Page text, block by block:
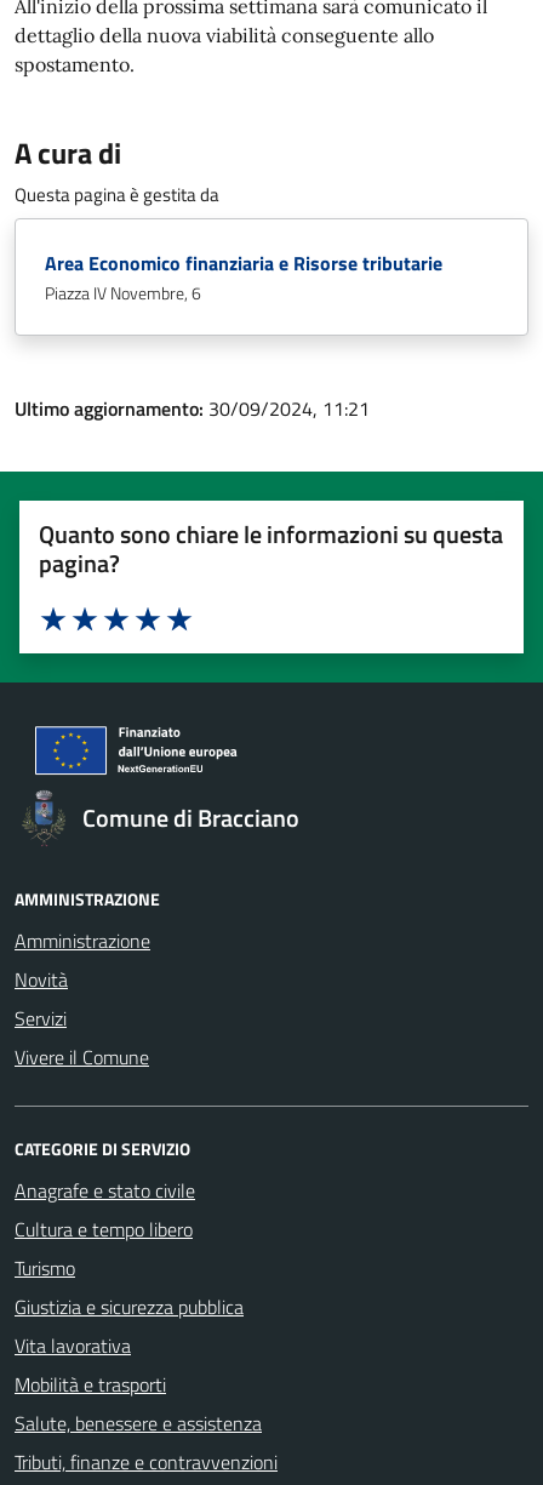
All'inizio della prossima settimana sarà comunicato il
dettaglio della nuova viabilità conseguente allo
spostamento.
A cura di
Questa pagina è gestita da
Area Economico finanziaria e Risorse tributarie
Piazza IV Novembre, 6
Ultimo aggiornamento: 30/09/2024, 11:21
Quanto sono chiare le informazioni su questa
pagina?
Valuta 5 stelle su 5
Valuta 4 stelle su 5
Valuta 3 stelle su 5
Valuta 2 stelle su 5
Valuta 1 stelle su 5
Comune di Bracciano
AMMINISTRAZIONE
Amministrazione
Novità
Servizi
Vivere il Comune
CATEGORIE DI SERVIZIO
Anagrafe e stato civile
Cultura e tempo libero
Turismo
Giustizia e sicurezza pubblica
Vita lavorativa
Mobilità e trasporti
Salute, benessere e assistenza
Tributi, finanze e contravvenzioni